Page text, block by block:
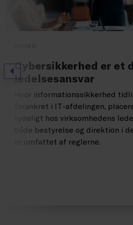
Forrige
Cybersikkerhed er et
ledelsesansvar
Hvor informationssikkerhed
forankret i IT-afdelingen,
tydeligt hos virksomhedens
både bestyrelse og direktion i
er omfattet af reglerne.